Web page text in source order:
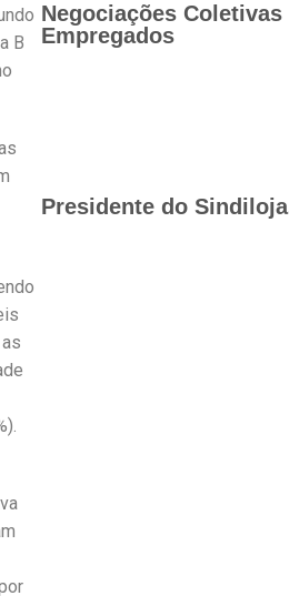
B
Negociações
Empregados
Presidente do